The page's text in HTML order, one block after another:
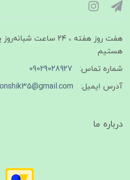
هفت روز هفته ، ۲۴ ساعت
هستیم
شماره تماس:
09029028927
آدرس ایمیل:
درباره ما